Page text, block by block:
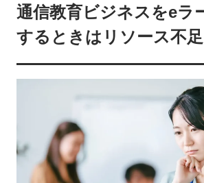
通信教育ビジネスをeラ
するときはリソース不